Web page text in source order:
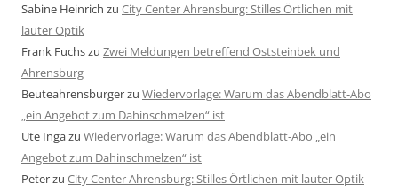
Sabine Heinrich zu City Center Ahrensburg: Stilles Örtlichen mit
lauter Optik
Frank Fuchszu Zwei Meldungen betreffend Oststeinbek und
Ahrensburg
Beuteahrensburgerzu Wiedervorlage: Warum das Abendblatt-Abo
„ein Angebot zum Dahinschmelzen“ ist
Ute Ingazu Wiedervorlage: Warum das Abendblatt-Abo „ein
Angebot zum Dahinschmelzen“ ist
Peterzu City Center Ahrensburg: Stilles Örtlichen mit lauter Optik